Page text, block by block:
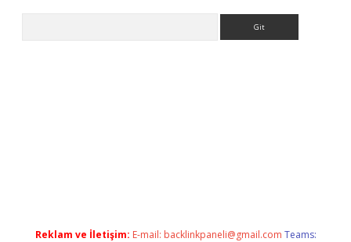
Reklam ve İletişim: E-mail: backlinkpaneli@gmail.com Teams: